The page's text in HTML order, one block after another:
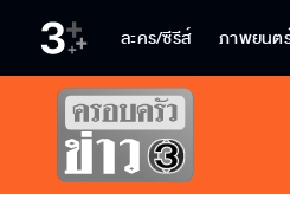
ละคร/ซีรีส์ ภาพยนต